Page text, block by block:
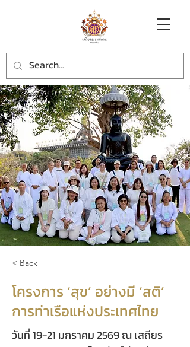
< Back
โครงการ ‘สุข’ อย่างมี ‘สติ’
การท่าเรือแห่งประเทศไทย
วันที่ 19-21 มกราคม 2569 ณ เสถียร